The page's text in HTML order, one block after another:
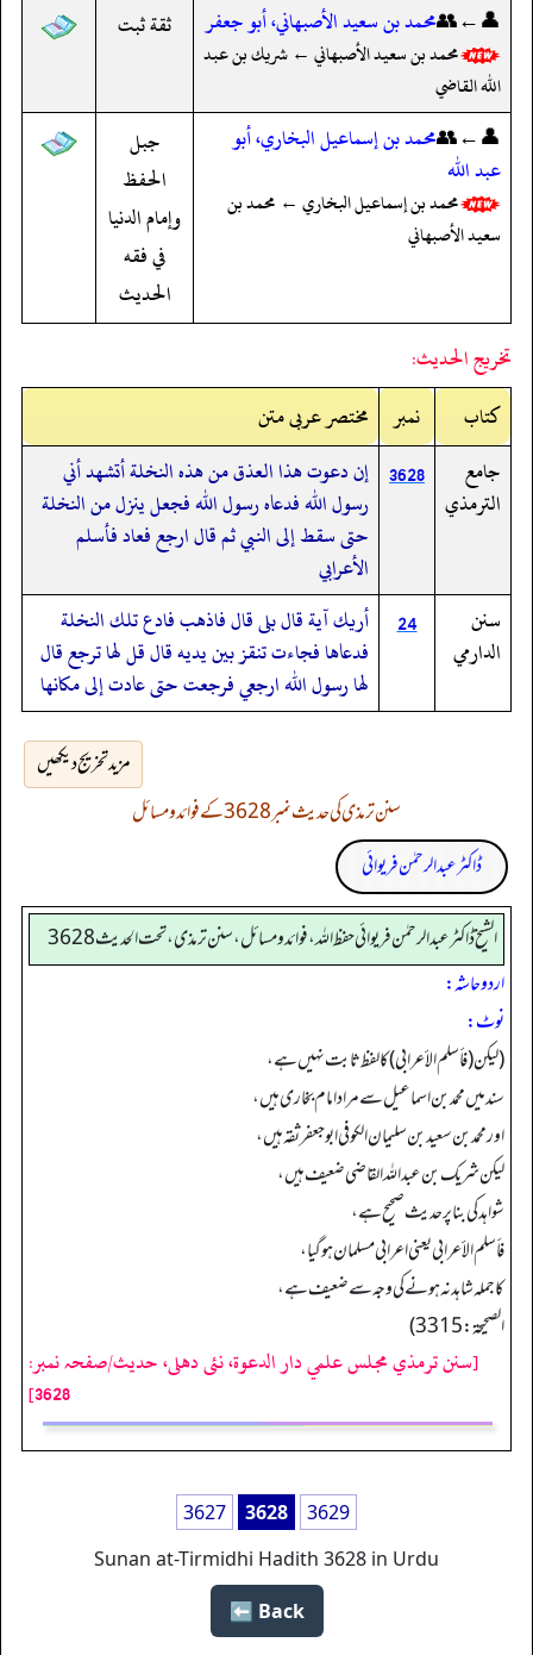
👤←👥محمد بن سعيد الأصبهاني، أبو جعفر
محمد بن سعيد الأصبهاني ← شريك بن عبد
الله القاضي
ثقة ثبت
👤←👥محمد بن إسماعيل البخاري، أبو
عبد الله
محمد بن إسماعيل البخاري ← محمد بن
سعيد الأصبهاني
جبل
الحفظ
وإمام الدنيا
في فقه
الحديث
تخريج الحديث:
کتاب
نمبر
مختصر عربی متن
جامع
الترمذي
3628 إن دعوت هذا العذق من هذه النخلة أتشهد أني
رسول الله فدعاه رسول الله فجعل ينزل من النخلة
حتى سقط إلى النبي ثم قال ارجع فعاد فأسلم
الأعرابي
سنن
الدارمي
24
أريك آية قال بلى قال فاذهب فادع تلك النخلة
فدعاها فجاءت تنقز بين يديه قال قل لها ترجع قال
لها رسول الله ارجعي فرجعت حتى عادت إلى مكانها
مزید تخریج دیکھیں
سنن ترمذی کی حدیث نمبر 3628 کے فوائد و مسائل
ڈاکٹر عبدالرحمٰن فریوائی
الشیخ ڈاکٹر عبد الرحمٰن فریوائی حفظ اللہ، فوائد و مسائل، سنن ترمذی، تحت الحديث 3628
اردو حاشہ:
نوٹ:
(لیکن (فأسلم الأعرابي) کا لفظ ثابت نہیں ہے،
سند میں محمد بن اسماعیل سے مراد امام بخاری ہیں،
اور محمد بن سعید بن سلیمان الکوفی ابوجعفر ثقہ ہیں،
لیکن شریک بن عبداللہ القاضی ضعیف ہیں،
شواہد کی بنا پر حدیث صحیح ہے،
فأسلم الأعرابي یعنی اعرابی مسلمان ہو گیا،
کا جملہ شاہد نہ ہونے کی وجہ سے ضعیف ہے،
الصحیحة: 3315)
[سنن ترمذي مجلس علمي دار الدعوة، نئى دهلى، حدیث/صفحہ نمبر:
3628]
3627 3628
3629
Sunan at-Tirmidhi Hadith 3628 in Urdu
Back ⬅️